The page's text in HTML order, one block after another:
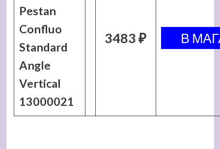
Pestan
Confluo
Standard
Angle
Vertical
13000021
3483 ₽